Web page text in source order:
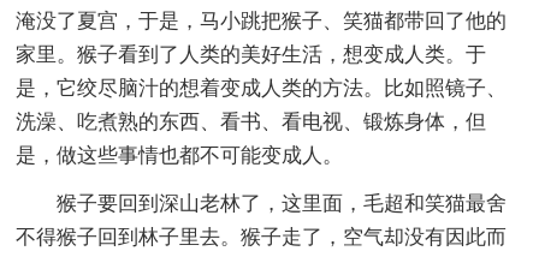
淹没了夏宫，于是，马小跳把猴子、笑猫都带回了他的
家里。猴子看到了人类的美好生活，想变成人类。于
是，它绞尽脑汁的想着变成人类的方法。比如照镜子、
洗澡、吃煮熟的东西、看书、看电视、锻炼身体，但
是，做这些事情也都不可能变成人。
猴子要回到深山老林了，这里面，毛超和笑猫最舍
不得猴子回到林子里去。猴子走了，空气却没有因此而